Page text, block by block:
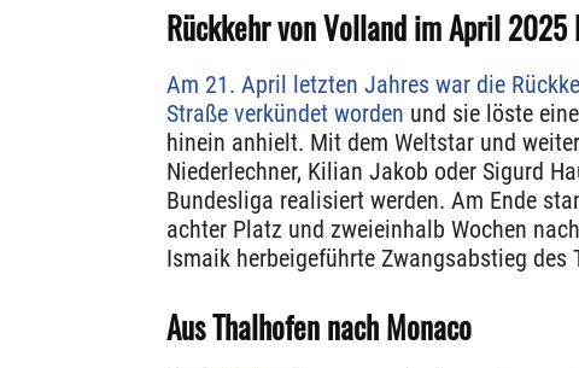
Rückkehr von Volland im April 2025
Am 21. April letzten Jahres war die
Straße verkündet worden und sie löste
hinein anhielt. Mit dem Weltstar und
Niederlechner, Kilian Jakob oder Sigurd
Bundesliga realisiert werden. Am Ende
achter Platz und zweieinhalb Wochen
Ismaik herbeigeführte Zwangsabstieg des
Aus Thalhofen nach Monaco